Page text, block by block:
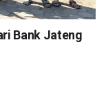
Bank Jateng